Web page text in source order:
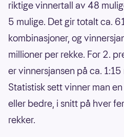
riktige vinnertall av 48
5 mulige. Det gir totalt ca.
kombinasjoner, og
millioner per rekke. For 2.
er vinnersjansen på ca.
Statistisk sett vinner man
eller bedre, i snitt på hver
rekker.